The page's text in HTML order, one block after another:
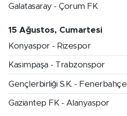
Galatasaray - Çorum FK
15 Ağustos, Cumartesi
Konyaspor - Rizespor
Kasımpaşa - Trabzonspor
Gençlerbirliği S.K. - Fenerbahçe
Gaziantep FK - Alanyaspor